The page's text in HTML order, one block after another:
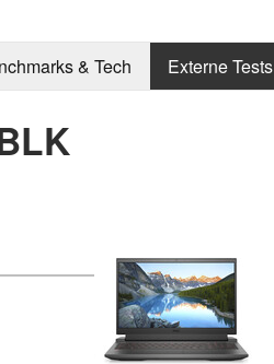
& Tech Externe Tests